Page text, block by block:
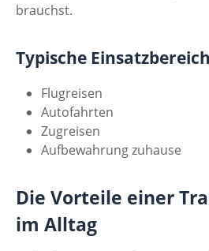
brauchst.
Typische
Flugreisen
Autofahrten
Zugreisen
Aufbewahrung zuhause
Die Vorteile einer
im Alltag